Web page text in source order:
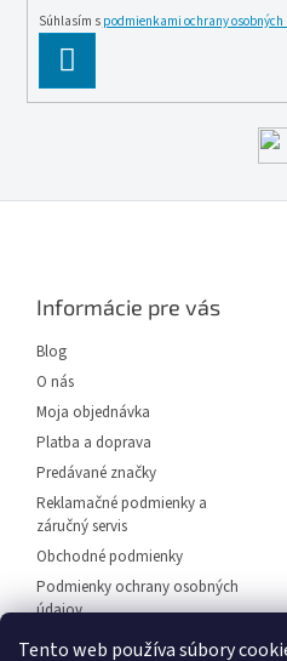
Tento web používa súbory
Súhlasím s podmienkami ochrany osobných
SE
Informácie pre vás
Blog
O nás
Moja objednávka
Platba a doprava
Predávané značky
Reklamačné podmienky a
záručný servis
Obchodné podmienky
Podmienky ochrany osobných
údajov
Predajňa svietidiel Dunajská